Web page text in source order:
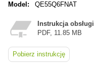
Model:
QE55Q6FNAT
Instrukcja obsługi
PDF, 11.85 MB
Pobierz instrukcję